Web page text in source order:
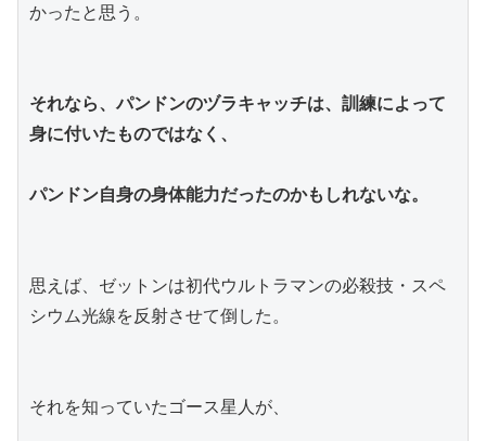
かったと思う。
それなら、パンドンのヅラキャッチは、訓練によって
身に付いたものではなく、
パンドン自身の身体能力だったのかもしれないな。
思えば、ゼットンは初代ウルトラマンの必殺技・スペ
シウム光線を反射させて倒した。
それを知っていたゴース星人が、